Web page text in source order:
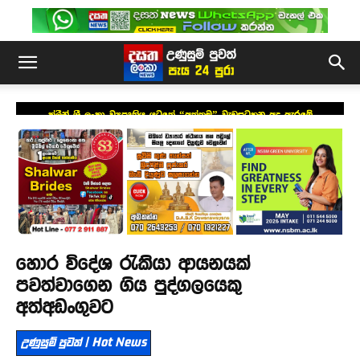
ක්ලීන් ශ්‍රී ලංකා ව්‍යපෘතිය යටතේ “අත්තම” වැඩසටහන අද ඇරඹේ
හොර විදේශ රැකියා ආයනයක්
පවත්වාගෙන ගිය පුද්ගලයෙකු
අත්අඩංගුවට
උණුසුම් පුවත් | Hot News